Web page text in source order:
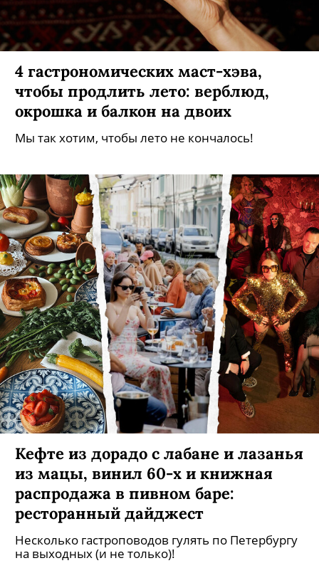
4 гастрономических маст-хэва,
чтобы продлить лето: верблюд,
окрошка и балкон на двоих
Кефте из дорадо с лабане и лазанья
из мацы, винил 60-х и книжная
распродажа в пивном баре:
ресторанный дайджест
Несколько гастроповодов гулять по Петербургу